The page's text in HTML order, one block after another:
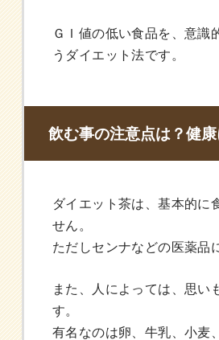
ＧＩ値の低い食品を、意識
うダイエット法です。
飲む事の注意点は？健
ダイエット茶は、基本的に
せん。
ただしセンナなどの医薬品
また、人によっては、思い
す。
有名なのは卵、牛乳、小麦